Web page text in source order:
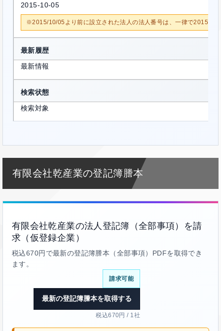
2015-10-05
※2015/10/05より前に設立された法人の法人番号は、一律で2015/10/
最新履歴
最新情報
検索状態
検索対象
有限会社乾産業の登記簿謄本
有限会社乾産業の法人登記簿（全部事項）を請
求（仮登録企業）
税込670円で最新の登記簿謄本（全部事項）PDFを取得でき
ます。
請求可能
最新の登記簿謄本を取得する
税込670円 / 1社